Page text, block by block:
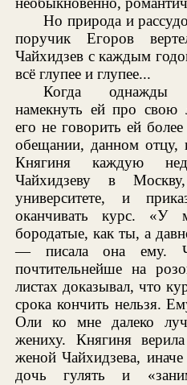
Но природа и
поручик Егоров
Чайхидзев с каждым
всё глупее и глупее...
Когда однажды
намекнуть ей про свою
его не говорить ей
обещании, данном отцу,
Княгиня каждую
Чайхидзеву в
университете, и
оканчивать курс. «У
бородатые, как ты, а
— писала она ему.
почтительнейше на
листах доказывал, что
срока кончить нельзя.
Оли ко мне далеко
жениху. Княгиня
женой Чайхидзева,
дочь гулять и